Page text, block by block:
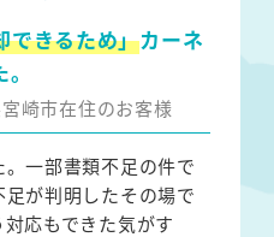
できるため」カーネ
崎市在住のお客様
一部書類不足の件で
が判明したその場で
応もできた気がす